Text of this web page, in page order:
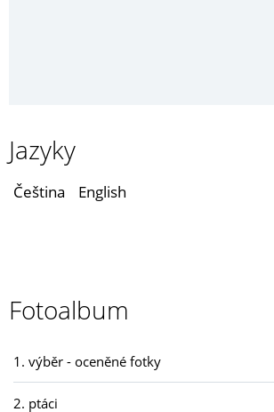
Jazyky
Čeština English
Fotoalbum
1. výběr - oceněné fotky
2. ptáci